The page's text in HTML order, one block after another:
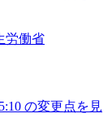
労働省
の変更点を見